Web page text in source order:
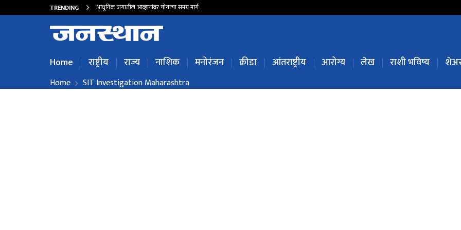
TRENDING आधुनिक जगातील आव्हानांवर योगाचा समग्र मार्ग
Home राष्ट्रीय राज्य नाशिक मनोरंजन क्रीडा आंतराष्ट्रीय आरोग्य लेख राशी भविष्य
Home SIT Investigation Maharashtra